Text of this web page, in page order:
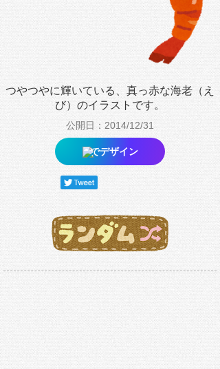
つやつやに輝いている、真っ赤な海老（え
び）のイラストです。
公開日：2014/12/31
でデザイン